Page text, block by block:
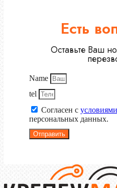
Есть
Оставьте Ваш
Name
tel
Согласен с
персональных данных.
Отправить